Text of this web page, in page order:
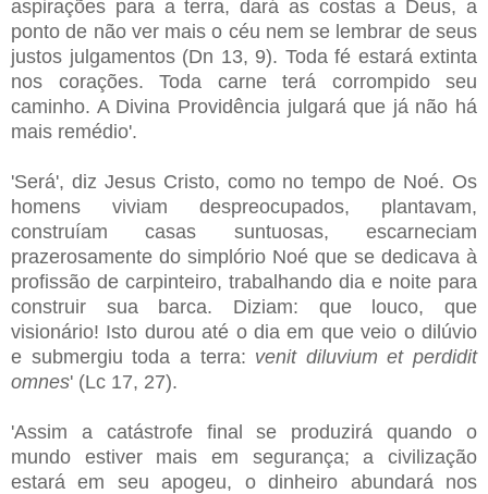
aspirações para a terra, dará as costas a Deus, a
ponto de não ver mais o céu nem se lembrar de seus
justos julgamentos (Dn 13, 9). Toda fé estará extinta
nos corações. Toda carne terá corrompido seu
caminho. A Divina Providência julgará que já não há
mais remédio'.
'Será', diz Jesus Cristo, como no tempo de Noé. Os
homens viviam despreocupados, plantavam,
construíam casas suntuosas, escarneciam
prazerosamente do simplório Noé que se dedicava à
profissão de carpinteiro, trabalhando dia e noite para
construir sua barca. Diziam: que louco, que
visionário! Isto durou até o dia em que veio o dilúvio
e submergiu toda a terra: venit diluvium et perdidit
omnes' (Lc 17, 27).
'Assim a catástrofe final se produzirá quando o
mundo estiver mais em segurança; a civilização
estará em seu apogeu, o dinheiro abundará nos